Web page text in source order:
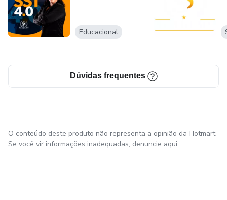
Educacional
Dúvidas frequentes
O conteúdo deste produto não representa a opinião da Hotmart.
Se você vir informações inadequadas, denuncie aqui